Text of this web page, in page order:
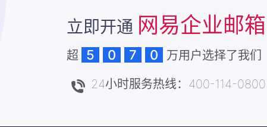
立即开通 网易企业邮箱
超 5 0 7 0
万用户选择了我们
24小时服务热线：400-114-0800